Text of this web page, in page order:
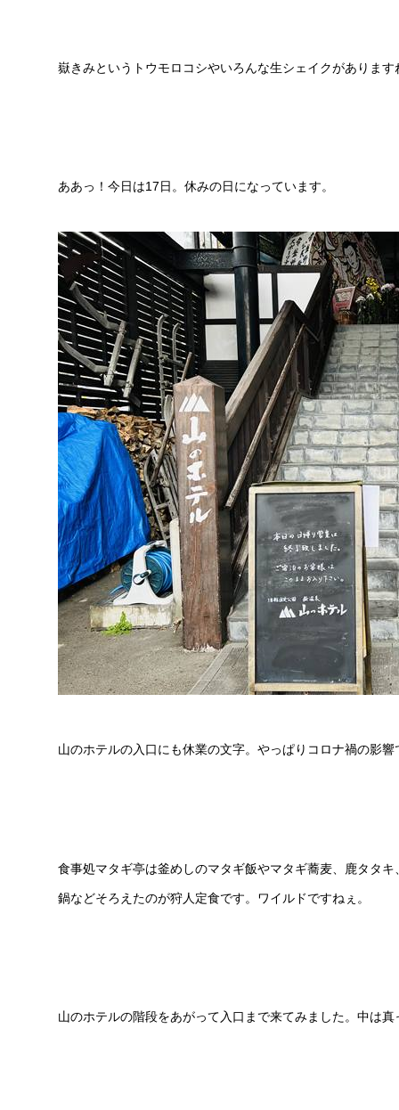
嶽きみというトウモロコシやいろんな生シェイクがありま
ああっ！今日は17日。休みの日になっています。
山のホテルの入口にも休業の文字。やっぱりコロナ禍の影響
食事処マタギ亭は釜めしのマタギ飯やマタギ蕎麦、鹿タタ
鍋などそろえたのが狩人定食です。ワイルドですねぇ。
山のホテルの階段をあがって入口まで来てみました。中は